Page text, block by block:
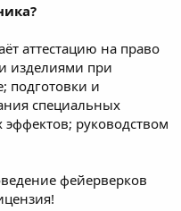
аттестацию на право
изделиями при
подготовки и
специальных
руководством
фейерверков